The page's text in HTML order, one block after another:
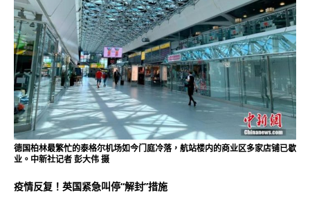
德国柏林最繁忙的泰格尔机场如今门庭冷落，航站楼内的商业区多家店铺已歇
业。中新社记者 彭大伟 摄
疫情反复！英国紧急叫停“解封”措施